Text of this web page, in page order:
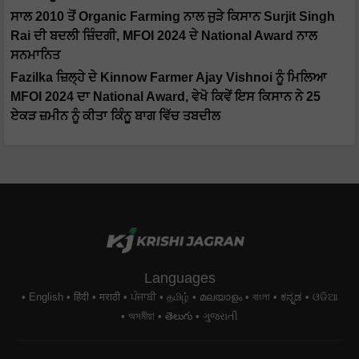
ਸਾਲ 2010 ਤੋਂ Organic Farming ਨਾਲ ਜੁੜੇ ਕਿਸਾਨ Surjit Singh
Rai ਦੀ ਬਦਲੀ ਜ਼ਿੰਦਗੀ, MFOI 2024 ਦੇ National Award ਨਾਲ
ਸਨਮਾਨਿਤ
Fazilka ਜ਼ਿਲ੍ਹੇ ਦੇ Kinnow Farmer Ajay Vishnoi ਨੂੰ ਮਿਲਿਆ
MFOI 2024 ਦਾ National Award, ਵੇਖੋ ਕਿਵੇਂ ਇਸ ਕਿਸਾਨ ਨੇ 25
ਏਕੜ ਜ਼ਮੀਨ ਨੂੰ ਕੀਤਾ ਕਿੰਨੂ ਬਾਗ ਵਿੱਚ ਤਬਦੀਲ
Languages
English हिंदी मराठी ਪੰਜਾਬੀ தமிழ் മലയാളം বাংলা ಕನ್ನಡ
ଓଡିଆ
অসমীয়া
తెలుగు ગુજરાતી